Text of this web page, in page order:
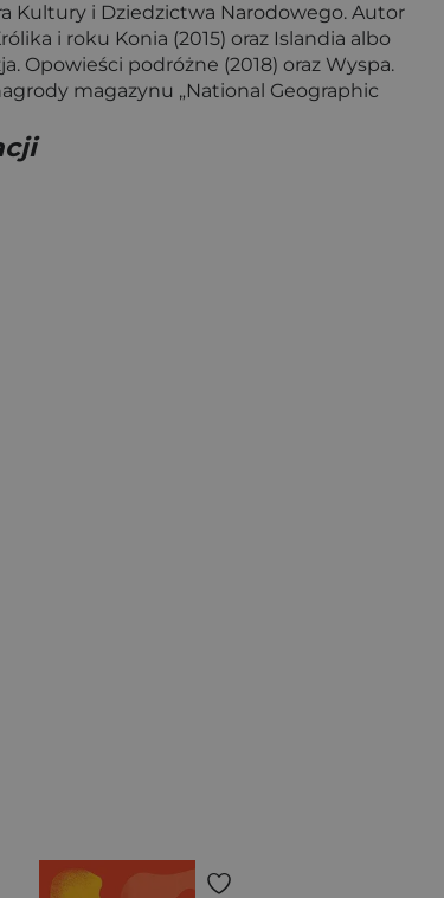
Kultury i Dziedzictwa Narodowego. Autor
i roku Konia (2015) oraz Islandia albo
Opowieści podróżne (2018) oraz Wyspa.
magazynu „National Geographic